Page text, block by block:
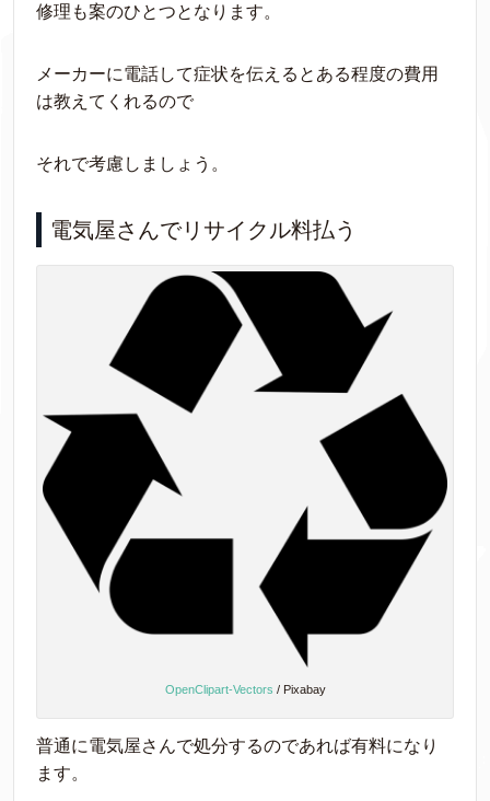
修理も案のひとつとなります。
メーカーに電話して症状を伝えるとある程度の費用
は教えてくれるので
それで考慮しましょう。
電気屋さんでリサイクル料払う
OpenClipart-Vectors / Pixabay
普通に電気屋さんで処分するのであれば有料になり
ます。